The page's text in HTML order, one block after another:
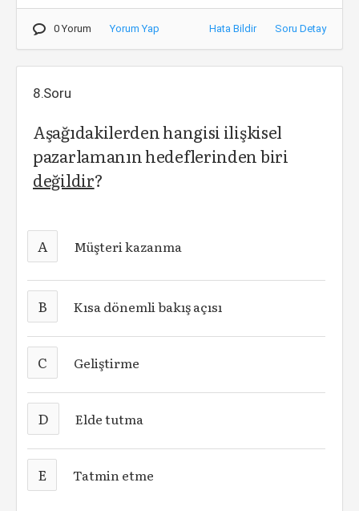
0 Yorum Yorum Yap Hata Bildir Soru Detay
8.Soru
Aşağıdakilerden hangisi ilişkisel
pazarlamanın hedeflerinden biri
değildir?
A Müşteri kazanma
B Kısa dönemli bakış açısı
C Geliştirme
D Elde tutma
E Tatmin etme